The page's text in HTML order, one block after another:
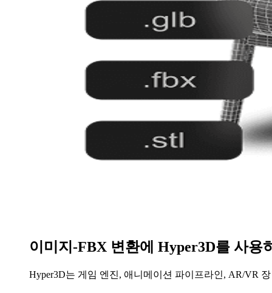
이미지-FBX 변환에 Hyper3D를 사용
Hyper3D는 게임 엔진, 애니메이션 파이프라인, AR/VR
FBX 워크플로 적합성
게임 엔진, 애니메이션 파이프라인, AR/VR 장면 및
이미지 기반 제작
모든 세부 요소를 처음부터 만들지 않고 JPG, PNG, 콘
더 깔끔한 시작 출력
검토, 보정 및 프로덕션 준비가 가능한 실용적인 구조를
빠른 반복
최종 모델링이나 정리에 들어가기 전에 이미지에서 여
파이프라인 유연성
Hyper3D 출력을 바로 사용하거나 형식 호환 도구에서